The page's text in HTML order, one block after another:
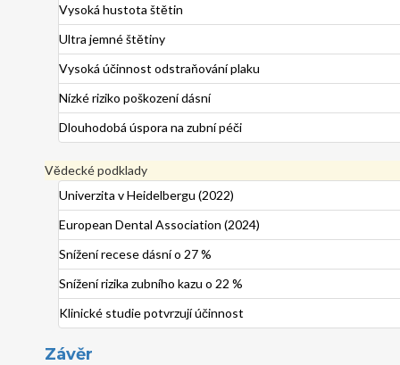
Vysoká hustota štětin
Ultra jemné štětiny
Vysoká účinnost odstraňování plaku
Nízké riziko poškození dásní
Dlouhodobá úspora na zubní péči
Vědecké podklady
Univerzita v Heidelbergu (2022)
European Dental Association (2024)
Snížení recese dásní o 27 %
Snížení rizika zubního kazu o 22 %
Klinické studie potvrzují účinnost
Závěr